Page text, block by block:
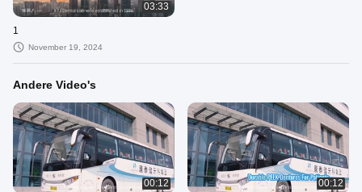
03:33
1
November 19, 2024
Andere Video's
00:12 00:12